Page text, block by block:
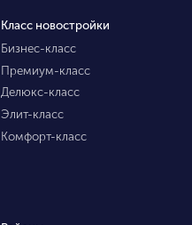
Класс новостройки
Бизнес-класс
Премиум-класс
Делюкс-класс
Элит-класс
Комфорт-класс